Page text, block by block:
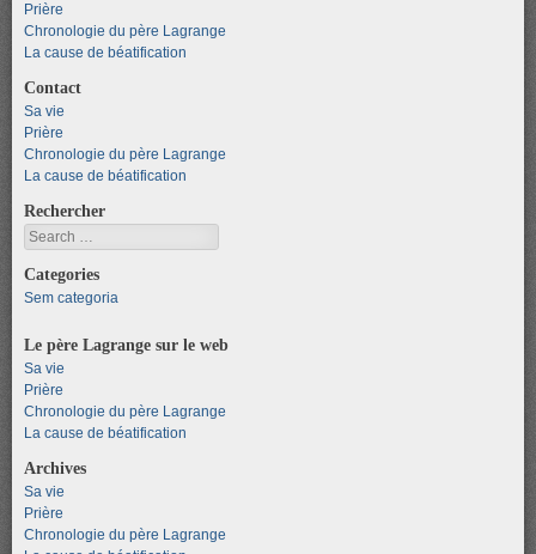
Prière
Chronologie du père Lagrange
La cause de béatification
Contact
Sa vie
Prière
Chronologie du père Lagrange
La cause de béatification
Rechercher
Search
Categories
Sem categoria
Le père Lagrange sur le web
Sa vie
Prière
Chronologie du père Lagrange
La cause de béatification
Archives
Sa vie
Prière
Chronologie du père Lagrange